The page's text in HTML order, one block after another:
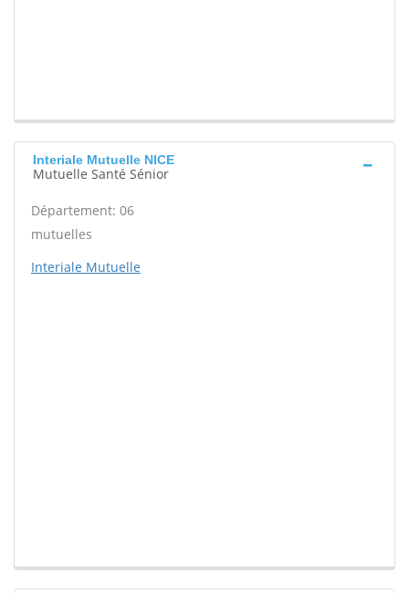
Interiale Mutuelle NICE
Mutuelle Santé Sénior
Département: 06
mutuelles
Interiale Mutuelle